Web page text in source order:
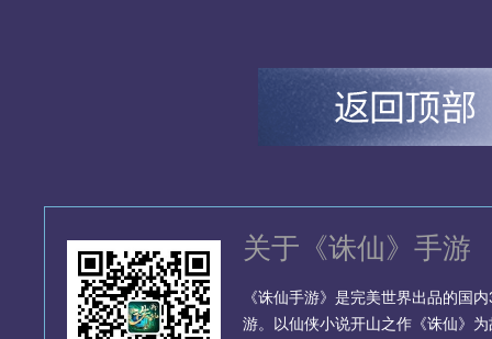
关于《诛仙》手游
《诛仙手游》是完美世界出品的国
游。以仙侠小说开山之作《诛仙》